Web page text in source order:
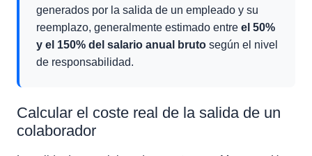
generados por la salida de un empleado y su
reemplazo, generalmente estimado entre el 50%
y el 150% del salario anual bruto según el nivel
de responsabilidad.
Calcular el coste real de la salida de un
colaborador